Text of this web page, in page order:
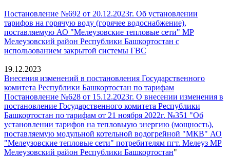
Постановление №692 от 20.12.2023г. Об установлении
тарифов на горячую воду (горячее водоснабжение),
поставляемую АО "Мелеузовские тепловые сети" МР
Мелеузовский район Республики Башкортостан с
использованием закрытой системы ГВС
19.12.2023
Внесения изменений в постановления Государственного
комитета Республики Башкортостан по тарифам
Постановление №628 от 15.12.2023г. О внесении изменения в
постановление Государственного комитета Республики
Башкортостан по тарифам от 21 ноября 2022г. №351 "Об
установлении тарифов на тепловыую энергию (мощность),
поставляемую модульной котельной водогрейной "МКВ" АО
"Мелеузовские тепловые сети" потребителям пгт. Мелеуз МР
Мелеузовский район Республики Башкортостан"